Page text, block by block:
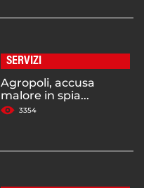
SERVIZI
Agropoli, accusa
malore in spia...
3354